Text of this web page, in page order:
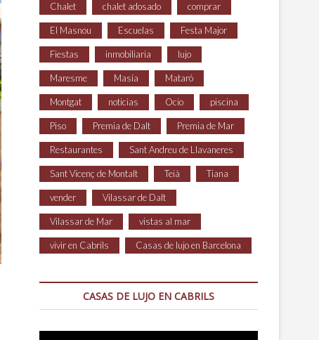
Chalet chalet adosado comprar
El Masnou Escuelas Festa Major
Fiestas inmobiliaria lujo
Maresme Masía Mataró
Montgat noticias Ocio piscina
Piso Premia de Dalt Premia de Mar
Restaurantes Sant Andreu de Llavaneres
Sant Vicenç de Montalt Teià Tiana
vender Vilassar de Dalt
Vilassar de Mar vistas al mar
vivir en Cabrils Casas de lujo en Barcelona
CASAS DE LUJO EN CABRILS